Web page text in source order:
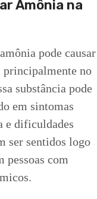
Amônia na
pode causar
principalmente no
substância pode
em sintomas
e dificuldades
ser sentidos logo
pessoas com